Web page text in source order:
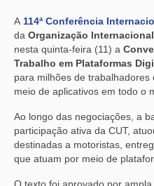
A114ª Conferência
da Organização
nesta quinta-feira (11) a
Trabalho em Plataformas
para milhões de
meio de aplicativos em todo o
Ao longo das negociações, a
participação ativa da CUT,
destinadas a motoristas,
que atuam por meio de